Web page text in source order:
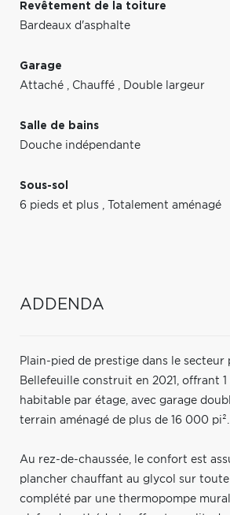
Revêtement de la toiture
Bardeaux d'asphalte
Garage
Attaché , Chauffé , Double largeur
Salle de bains
Douche indépendante
Sous-sol
6 pieds et plus , Totalement aménagé
ADDENDA
Plain-pied de prestige dans le secteur
Bellefeuille construit en 2021, offrant
habitable par étage, avec garage
terrain aménagé de plus de 16 000 pi².
Au rez-de-chaussée, le confort est
plancher chauffant au glycol sur toute
complété par une thermopompe